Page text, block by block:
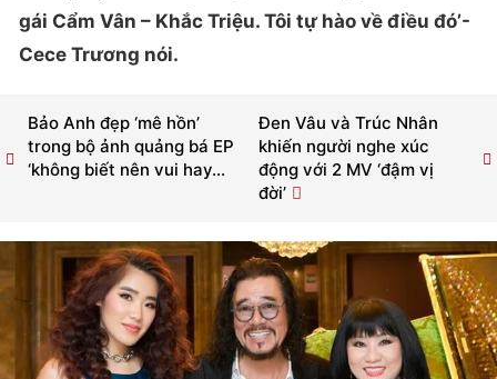
gái Cẩm Vân – Khắc Triệu. Tôi tự hào về điều đó’-
Cece Trương nói.
Đen Vâu và Trúc Nhân
khiến người nghe xúc
động với 2 MV ‘đậm vị
đời’
Bảo Anh đẹp ‘mê hồn’
trong bộ ảnh quảng bá EP
‘không biết nên vui hay...